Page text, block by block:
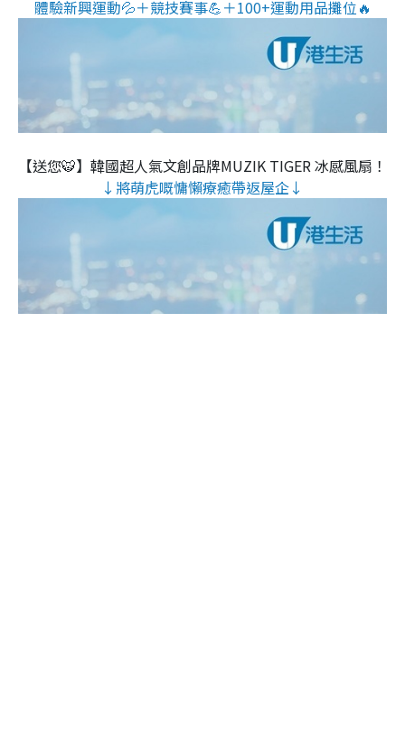
體驗新興運動💦＋競技賽事💪＋100+運動用品攤位🔥
【送您🐯】韓國超人氣文創品牌MUZIK TIGER 冰感風扇！
↓將萌虎嘅慵懶療癒帶返屋企↓